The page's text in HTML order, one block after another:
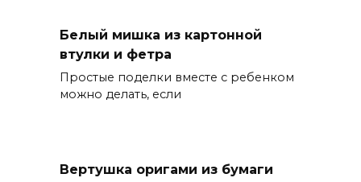
Белый мишка из картонной
втулки и фетра
Простые поделки вместе с ребенком
можно делать, если
Вертушка оригами из бумаги